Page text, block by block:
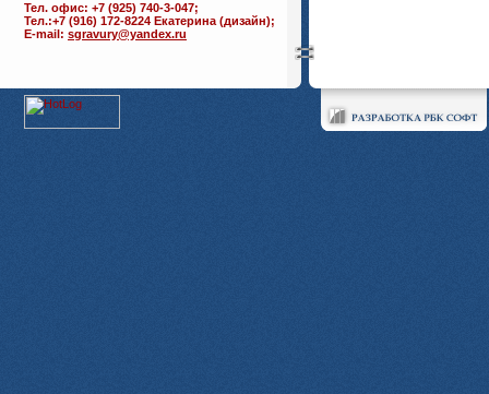
Тел. офис: +7 (925) 740-3-047;
Тел.:+7 (916) 172-8224 Екатерина (дизайн);
E-mail: sgravury@yandex.ru